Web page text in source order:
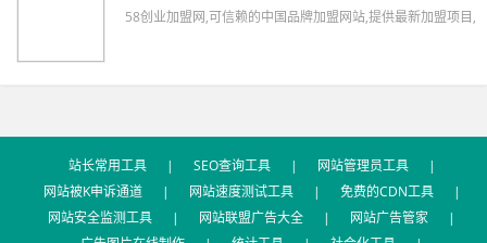
58创业加盟网,可信赖的中国品牌加盟网站,提供最新加盟项目,
站长常用工具 | SEO查询工具 | 网站管理员工具
|
网站被K申诉通道
| 网站速度测试工具 | 免费的CDN工具
|
网站安全监测工具
| 网站联盟广告大全 | 网站广告管家
|